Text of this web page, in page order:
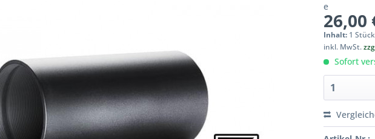
e
26,00
Inhalt: 1 Stück
inkl. MwSt.
Sofort